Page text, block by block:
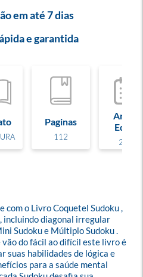
em até 7 dias
e garantida
Paginas
112
Ano de
Edição
2026
com o Livro Coquetel Sudoku ,
incluindo diagonal irregular
Sudoku e Múltiplo Sudoku .
do fácil ao difícil este livro é
suas habilidades de lógica e
para a saúde mental